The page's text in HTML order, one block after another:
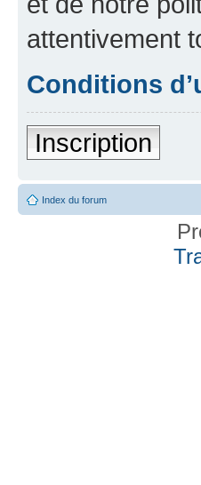
attentivement
Conditions
Inscription
Index du forum